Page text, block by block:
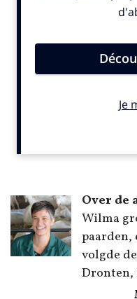
Over de
Wilma
paarden,
volgde
Dronten,